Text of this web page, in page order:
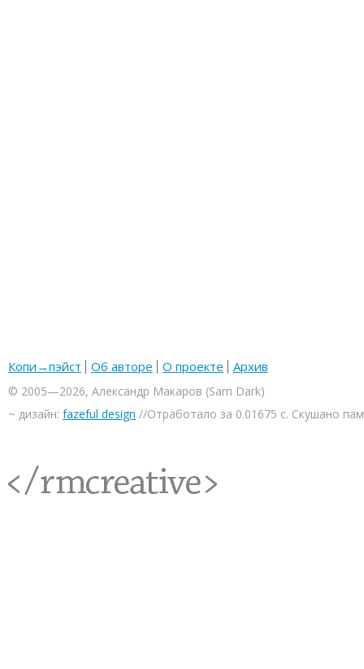
Копи→пэйст Об авторе О проекте Архив
© 2005—2026, Александр Макаров (Sam Dark)
~ дизайн: fazeful design //Отработало за 0.01675 с. Скушано
<rmcreative/>